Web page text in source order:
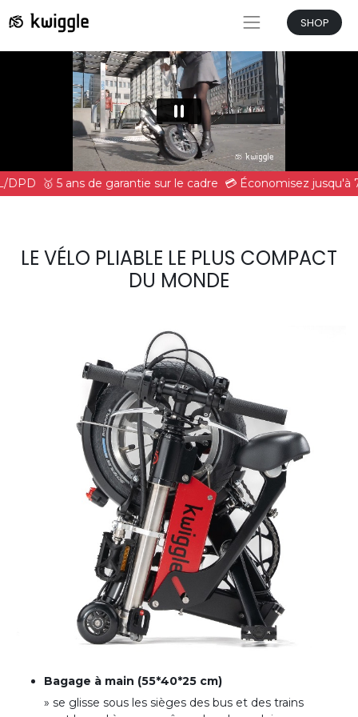
SHOP
DPD 🥇 5 ans de garantie sur le cadre 💳 Économisez jusqu'à
LE VÉLO PLIABLE LE PLUS COMPACT
DU MONDE
Bagage à main (55*40*25 cm)
» se glisse sous les sièges des bus et des trains